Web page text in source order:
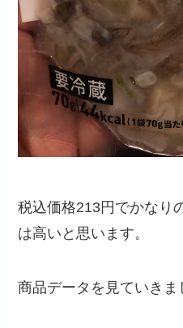
税込価格213円でかなり
は高いと思います。
商品データを見ていきま